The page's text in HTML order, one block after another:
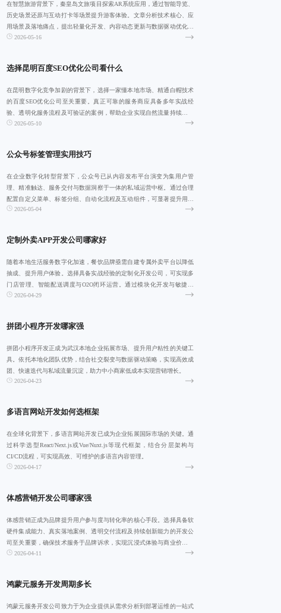
在智慧旅游背景下，秦皇岛文旅项目探索AR系统应用，通过智能导览、
历史场景还原与互动打卡等场景提升游客体验。文章分析技术核心、应
用场景及落地痛点，提出轻量化开发、内容动态更新与数据驱动优化等
路径，展望构
2026-05-16
选择昆明百度SEO优化公司看什么
在昆明数字化竞争加剧的背景下，选择一家懂本地市场、精通白帽技术
的百度SEO优化公司至关重要。真正可靠的服务商应具备多年实战经
验、透明化服务流程及可验证的案例，帮助企业实现自然流量持续增长
与品牌影响力提
2026-05-10
公众号标签管理实用技巧
在企业数字化转型背景下，公众号已从内容发布平台演变为集用户管
理、精准触达、服务交付与数据洞察于一体的私域运营中枢。通过合理
配置自定义菜单、标签分组、自动化流程及互动组件，可显著提升用户
活跃度与转化效率
2026-05-04
定制外卖APP开发公司哪家好
随着本地生活服务数字化加速，餐饮品牌亟需自建专属外卖平台以降低
抽成、提升用户体验。选择具备实战经验的定制化开发公司，可实现多
门店管理、智能配送调度与O2O闭环运营。通过模块化开发与敏捷迭
代，3-6个月
2026-04-29
拼团小程序开发哪家强
拼团小程序开发正成为武汉本地企业拓展市场、提升用户粘性的关键工
具。依托本地化团队优势，结合社交裂变与数据驱动策略，实现高效成
团、快速迭代与私域流量沉淀，助力中小商家低成本实现营销增长。
2026-04-23
多语言网站开发如何选框架
在全球化背景下，多语言网站开发已成为企业拓展国际市场的关键。通
过科学选型React/Next.js或Vue/Nuxt.js等现代框架，结合分层架构与
CI/CD流程，可实现高效、可维护的多语言内容管理。
2026-04-17
体感营销开发公司哪家强
体感营销正成为品牌提升用户参与度与转化率的核心手段。选择具备软
硬件集成能力、真实落地案例、透明交付流程及持续创新能力的开发公
司至关重要，确保技术服务于品牌诉求，实现沉浸式体验与商业价值双
赢。2026-04-11
鸿蒙元服务开发周期多长
鸿蒙元服务开发公司致力于为企业提供从需求分析到部署运维的一站式